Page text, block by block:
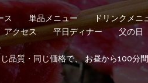
ス 単品メニュー
ドリンクメニ
アクセス 平日ディナー
父の日
品質・同じ価格で、 お昼から100分